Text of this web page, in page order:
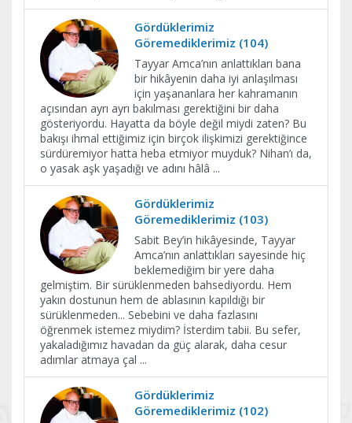
Gördüklerimiz
Göremediklerimiz (104)
Tayyar Amca’nın anlattıkları bana
bir hikâyenin daha iyi anlaşılması
için yaşananlara her kahramanın
açısından ayrı ayrı bakılması gerektiğini bir daha
gösteriyordu. Hayatta da böyle değil miydi zaten? Bu
bakışı ihmal ettiğimiz için birçok ilişkimizi gerektiğince
sürdüremiyor hatta heba etmiyor muyduk? Nihan’ı da,
o yasak aşk yaşadığı ve adını hâlâ ...
Gördüklerimiz
Göremediklerimiz (103)
Sabit Bey’in hikâyesinde, Tayyar
Amca’nın anlattıkları sayesinde hiç
beklemediğim bir yere daha
gelmiştim. Bir sürüklenmeden bahsediyordu. Hem
yakın dostunun hem de ablasının kapıldığı bir
sürüklenmeden... Sebebini ve daha fazlasını
öğrenmek istemez miydim? İsterdim tabii. Bu sefer,
yakaladığımız havadan da güç alarak, daha cesur
adımlar atmaya çal ...
Gördüklerimiz
Göremediklerimiz (102)